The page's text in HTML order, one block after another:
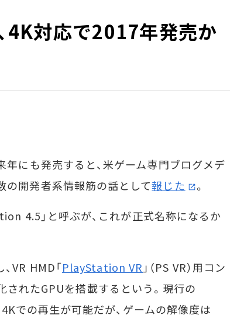
4K対応で2017年発売か
にも発売すると、米ゲーム専門ブログメデ
の開発者系情報筋の話として報じた
。
4.5」と呼ぶが、これが正式名称になるか
VR HMD「PlayStation VR 」（PS VR）用コン
れたGPUを搭載するという。現行の
での再生が可能だが、ゲームの解像度は